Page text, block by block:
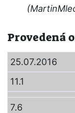
Provedená
25.07.2016
11.1
7.6